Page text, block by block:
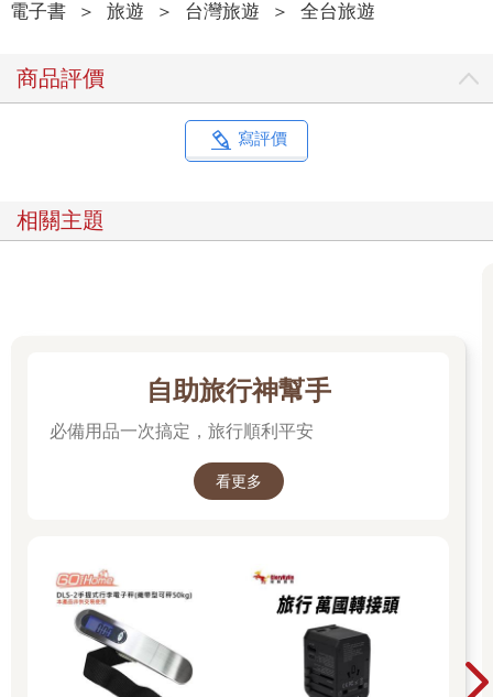
電子書 ＞ 旅遊 ＞ 台灣旅遊 ＞ 全台旅遊
商品評價
寫評價
相關主題
自助旅行神幫手
必備用品一次搞定，旅行順利平安
看更多